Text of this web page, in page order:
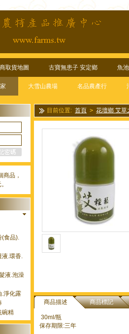
取貨地圖 古寶無患子 安定鄉 魚
大雪山農場 名品農產行
商品，
(食品).
液.環香.
液.泡澡
.淨化露
碗精
目前位置: 首頁 > 花壇鄉 艾草
30ml*1個
商品描述 商品標記
30ml/瓶
保存期限:三年